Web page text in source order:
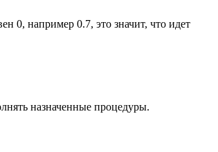
0, например 0.7, это значит, что идет
назначенные процедуры.